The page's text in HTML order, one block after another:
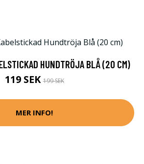
HUNDTRÖJA BLÅ (20 CM)
119 SEK199 SEK
MER INFO!